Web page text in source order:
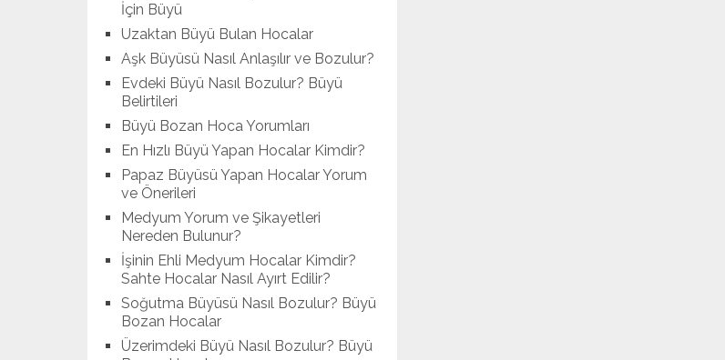
İçin Büyü
Uzaktan Büyü Bulan Hocalar
Aşk Büyüsü Nasıl Anlaşılır ve Bozulur?
Evdeki Büyü Nasıl Bozulur? Büyü
Belirtileri
Büyü Bozan Hoca Yorumları
En Hızlı Büyü Yapan Hocalar Kimdir?
Papaz Büyüsü Yapan Hocalar Yorum
ve Önerileri
Medyum Yorum ve Şikayetleri
Nereden Bulunur?
İşinin Ehli Medyum Hocalar Kimdir?
Sahte Hocalar Nasıl Ayırt Edilir?
Soğutma Büyüsü Nasıl Bozulur? Büyü
Bozan Hocalar
Üzerimdeki Büyü Nasıl Bozulur? Büyü